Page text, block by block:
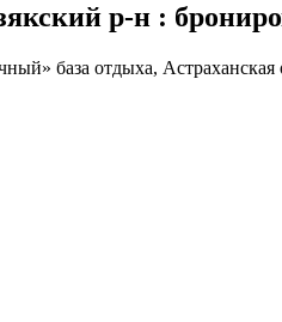
р-н :
база отдыха, Астраханская